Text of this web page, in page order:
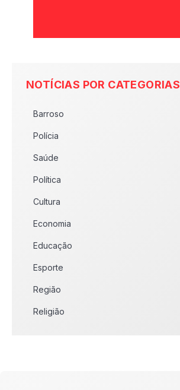
NOTÍCIAS POR CATEGORIAS
Barroso
Polícia
Saúde
Política
Cultura
Economia
Educação
Esporte
Região
Religião